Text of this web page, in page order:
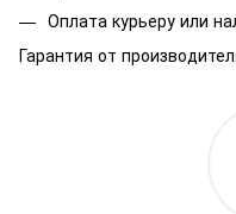
Оплата курьеру или
Гарантия от